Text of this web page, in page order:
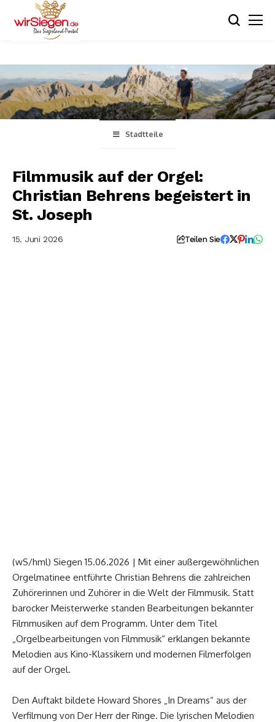
Stadtteile
Filmmusik auf der Orgel:
Christian Behrens begeistert in
St. Joseph
15. Juni 2026 Teilen Sie
(wS/hml) Siegen 15.06.2026 | Mit einer außergewöhnlichen
Orgelmatinee entführte Christian Behrens die zahlreichen
Zuhörerinnen und Zuhörer in die Welt der Filmmusik. Statt
barocker Meisterwerke standen Bearbeitungen bekannter
Filmmusiken auf dem Programm. Unter dem Titel
„Orgelbearbeitungen von Filmmusik“ erklangen bekannte
Melodien aus Kino-Klassikern und modernen Filmerfolgen
auf der Orgel.
Den Auftakt bildete Howard Shores „In Dreams“ aus der
Verfilmung von Der Herr der Ringe. Die lyrischen Melodien